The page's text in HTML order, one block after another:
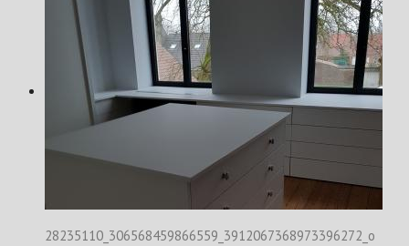
28235110_306568459866559_3912067368973396272_o